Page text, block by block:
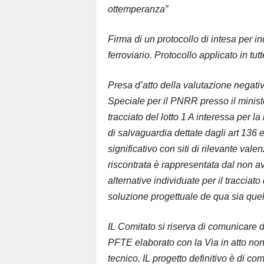
ottemperanza”
Firma di un protocollo di intesa per
ferroviario. Protocollo applicato in
Presa d’atto della valutazione
Speciale per il PNRR presso il
tracciato del lotto 1 A interessa per
di salvaguardia dettate dagli art 136
significativo con siti di rilevante
riscontrata è rappresentata dal non
alternative individuate per il
soluzione progettuale de qua sia
IL Comitato si riserva di comunicare
PFTE elaborato con la Via in atto
tecnico. IL progetto definitivo è di